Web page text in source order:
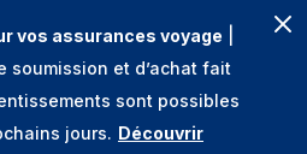
vos assurances voyage
soumission et d’achat fait
sont possibles
jours. Découvrir